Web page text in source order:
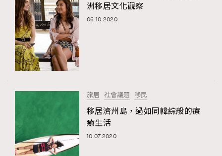
洲移居文化觀察
06.10.2020
旅居 社會議題 移民
移居濟州島，過如同韓綜般的療
癒生活
10.07.2020